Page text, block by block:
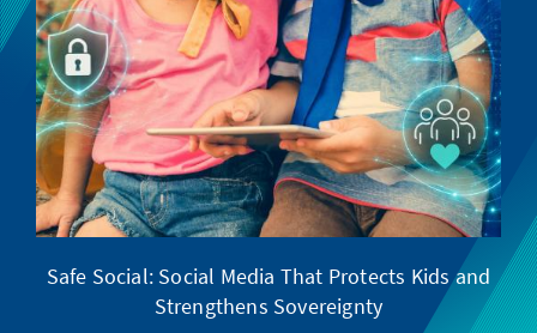
Safe Social: Social Media That Protects Kids and
Strengthens Sovereignty